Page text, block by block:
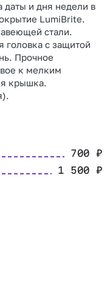
даты и дня недели в
LumiBrite.
стали.
с защитой
Прочное
к мелким
крышка.
700₽
1 500₽